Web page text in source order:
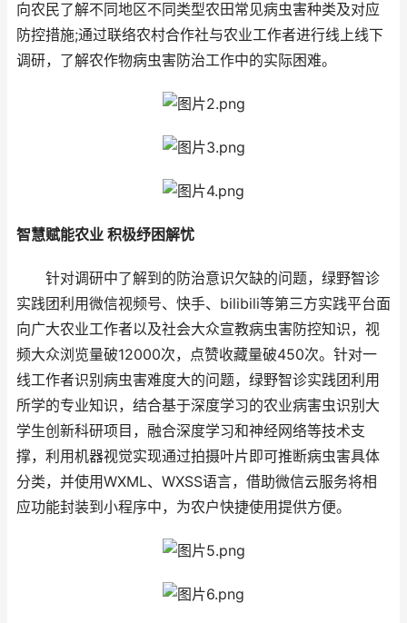
向农民了解不同地区不同类型农田常见病虫害种类及对应
防控措施;通过联络农村合作社与农业工作者进行线上线下
调研，了解农作物病虫害防治工作中的实际困难。
智慧赋能农业 积极纾困解忧
针对调研中了解到的防治意识欠缺的问题，绿野智诊
实践团利用微信视频号、快手、bilibili等第三方实践平台面
向广大农业工作者以及社会大众宣教病虫害防控知识，视
频大众浏览量破12000次，点赞收藏量破450次。针对一
线工作者识别病虫害难度大的问题，绿野智诊实践团利用
所学的专业知识，结合基于深度学习的农业病害虫识别大
学生创新科研项目，融合深度学习和神经网络等技术支
撑，利用机器视觉实现通过拍摄叶片即可推断病虫害具体
分类，并使用WXML、WXSS语言，借助微信云服务将相
应功能封装到小程序中，为农户快捷使用提供方便。